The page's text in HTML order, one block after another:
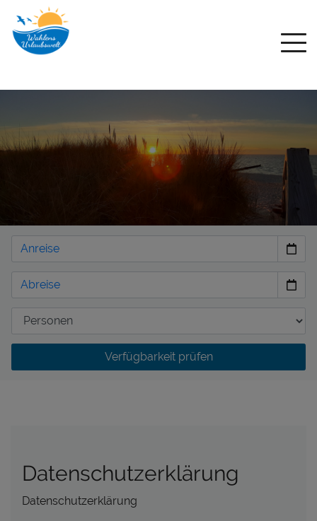
Verfügbarkeit prüfen
Datenschutzerklärung
Datenschutzerklärung